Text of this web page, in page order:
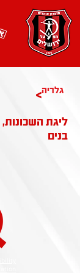
>גלריה
ליגת
בנים